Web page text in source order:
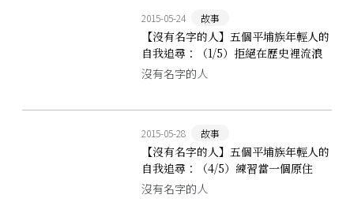
2015-05-24 故事
【沒有名字的人】五個平埔族年輕人的
自我追尋：（1/5）拒絕在歷史裡流浪
沒有名字的人
2015-05-28 故事
【沒有名字的人】五個平埔族年輕人的
自我追尋：（4/5）練習當一個原住
民，需要花多久的時間呢？
沒有名字的人